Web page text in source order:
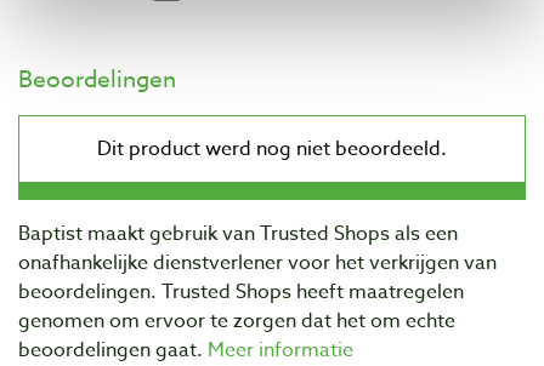
Beoordelingen
Baptist maakt gebruik van Trusted Shops als een
onafhankelijke dienstverlener voor het verkrijgen van
beoordelingen. Trusted Shops heeft maatregelen
genomen om ervoor te zorgen dat het om echte
beoordelingen gaat. Meer informatie